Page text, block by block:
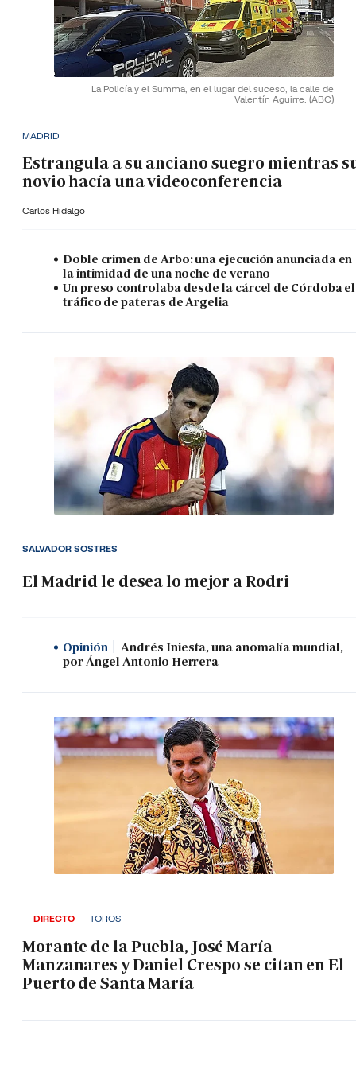
La Policía y el Summa, en el lugar del suceso, la calle de
Valentín Aguirre. (ABC)
MADRID
Estrangula a su anciano suegro mientras
novio hacía una videoconferencia
Carlos Hidalgo
Doble crimen de Arbo: una ejecución anunciada en
la intimidad de una noche de verano
Un preso controlaba desde la cárcel de Córdoba el
tráfico de pateras de Argelia
El Madrid le desea lo mejor a Rodri
SALVADOR SOSTRES
Opinión
Andrés Iniesta, una anomalía mundial,
por Ángel Antonio Herrera
DIRECTO TOROS
Morante de la Puebla, José María
Manzanares y Daniel Crespo se citan en El
Puerto de Santa María